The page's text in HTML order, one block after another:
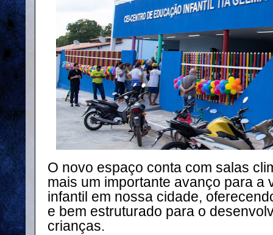
O novo espaço conta com salas
mais um importante avanço para a
infantil em nossa cidade,
e bem estruturado para o
crianças.